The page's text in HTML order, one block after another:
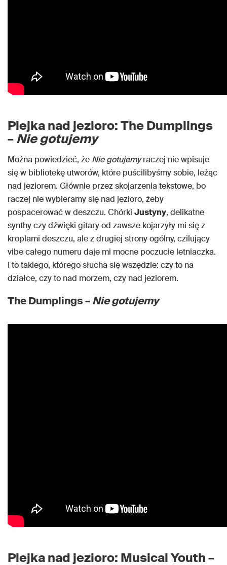
Plejka nad jezioro: The Dumplings
–Nie gotujemy
Można powiedzieć, że Nie gotujemyraczej nie wpisuje
się w bibliotekę utworów, które puścilibyśmy sobie, leżąc
nad jeziorem. Głównie przez skojarzenia tekstowe, bo
raczej nie wybieramy się nad jezioro, żeby
pospacerować w deszczu. Chórki Justyny, delikatne
synthy czy dźwięki gitary od zawsze kojarzyły mi się z
kroplami deszczu, ale z drugiej strony ogólny, czilujący
vibe całego numeru daje mi mocne poczucie letniaczka.
I to takiego, którego słucha się wszędzie: czy to na
działce, czy to nad morzem, czy nad jeziorem.
The Dumplings –Nie gotujemy
Plejka nad jezioro: Musical Youth –